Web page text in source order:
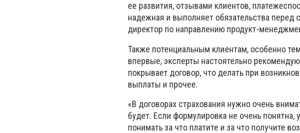
ее развития, отзывами клиентов,
надежная и выполняет обязательства перед
директор по направлению продукт-
Также потенциальным клиентам, особенно
впервые, эксперты настоятельно
покрывает договор, что делать при
выплаты и прочее.
«В договорах страхования нужно очень
будет. Если формулировка не очень понятна,
понимать за что платите и за что получите